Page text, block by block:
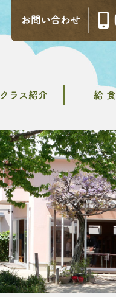
クラス紹介 給 食